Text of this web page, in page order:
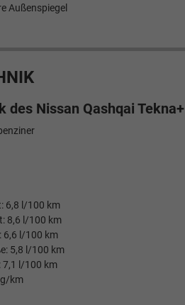
Außenspiegel
des Nissan Qashqai Tekna+
6,8 l/100 km
8,6 l/100 km
6,6 l/100 km
5,8 l/100 km
7,1 l/100 km
g/km